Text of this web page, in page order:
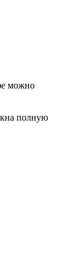
можно
полную